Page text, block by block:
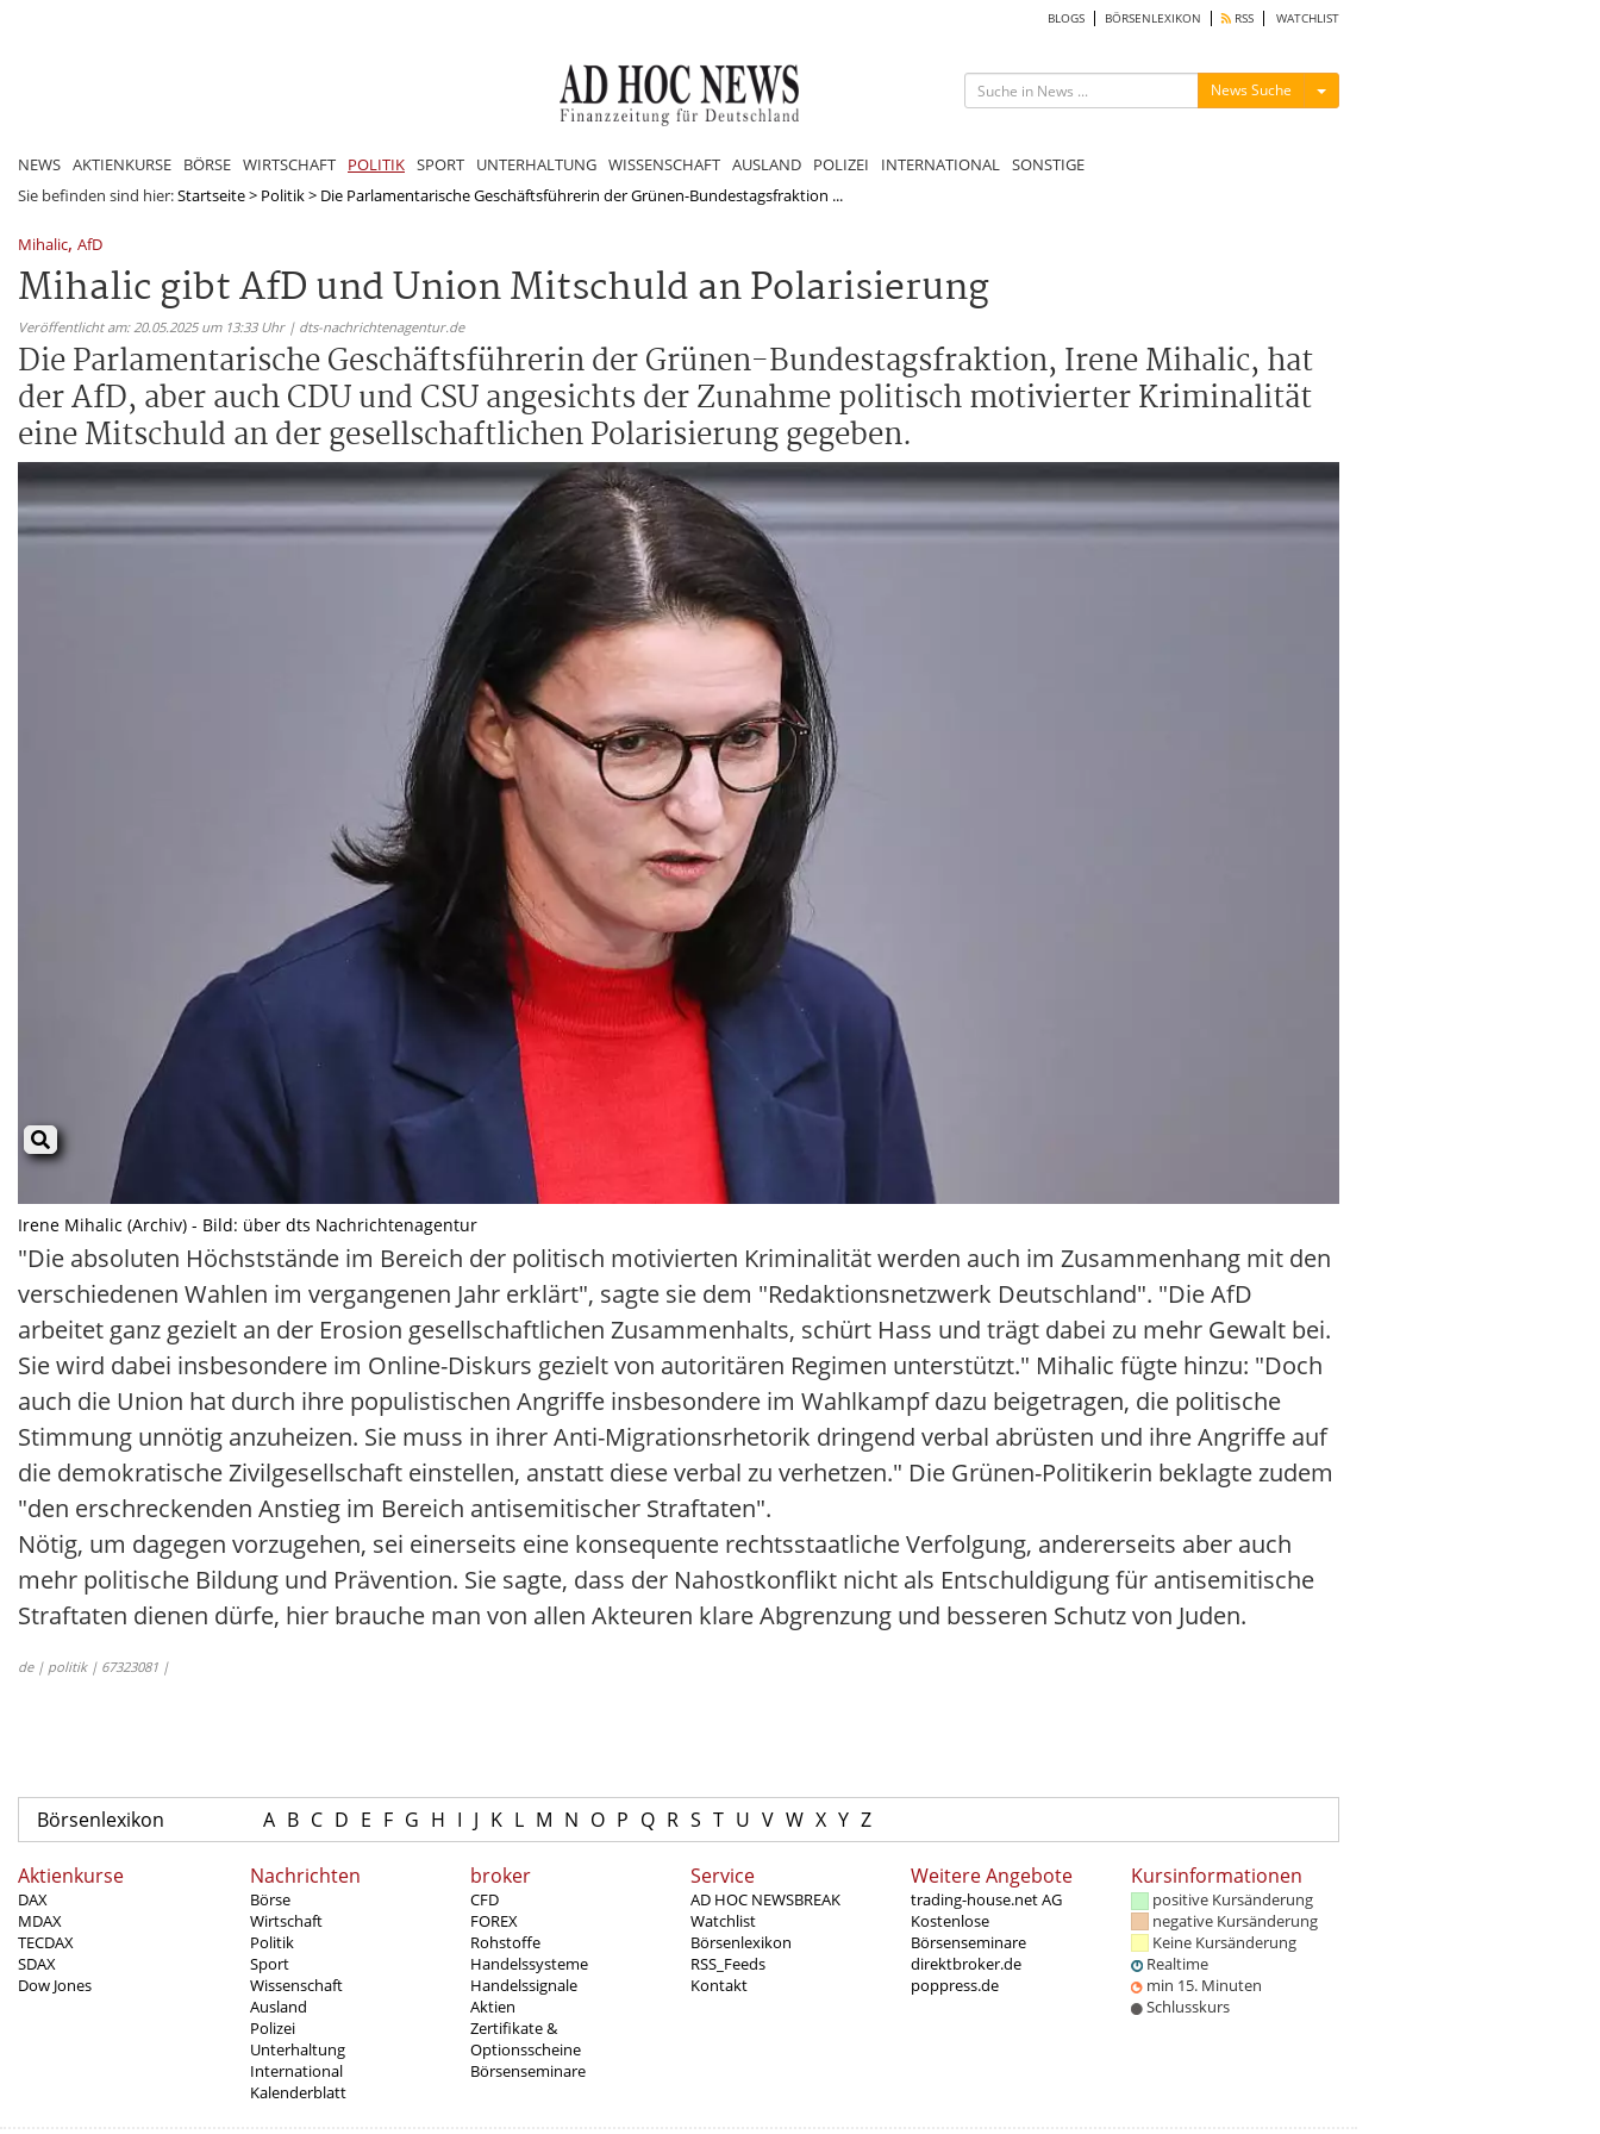
BLOGS BÖRSENLEXIKON RSS WATCHLIST
News Suche Menü ein-/ausblenden
NEWS AKTIENKURSE BÖRSE WIRTSCHAFT POLITIK SPORT UNTERHALTUNG WISSENSCHAFT AUSLAND POLIZEI INTERNATIONAL SONSTIGE
Sie befinden sind hier:Startseite> Politik> Die Parlamentarische Geschäftsführerin der Grünen-Bundestagsfraktion ...
Mihalic, AfD
Mihalic gibt AfD und Union Mitschuld an Polarisierung
Veröffentlicht am: 20.05.2025 um 13:33 Uhr | dts-nachrichtenagentur.de
Die Parlamentarische Geschäftsführerin der Grünen-Bundestagsfraktion, Irene Mihalic, hat
der AfD, aber auch CDU und CSU angesichts der Zunahme politisch motivierter Kriminalität
eine Mitschuld an der gesellschaftlichen Polarisierung gegeben.
Irene Mihalic (Archiv) - Bild: über dts Nachrichtenagentur
"Die absoluten Höchststände im Bereich der politisch motivierten Kriminalität werden auch im Zusammenhang mit den
verschiedenen Wahlen im vergangenen Jahr erklärt", sagte sie dem "Redaktionsnetzwerk Deutschland". "Die AfD
arbeitet ganz gezielt an der Erosion gesellschaftlichen Zusammenhalts, schürt Hass und trägt dabei zu mehr Gewalt bei.
Sie wird dabei insbesondere im Online-Diskurs gezielt von autoritären Regimen unterstützt." Mihalic fügte hinzu: "Doch
auch die Union hat durch ihre populistischen Angriffe insbesondere im Wahlkampf dazu beigetragen, die politische
Stimmung unnötig anzuheizen. Sie muss in ihrer Anti-Migrationsrhetorik dringend verbal abrüsten und ihre Angriffe auf
die demokratische Zivilgesellschaft einstellen, anstatt diese verbal zu verhetzen." Die Grünen-Politikerin beklagte zudem
"den erschreckenden Anstieg im Bereich antisemitischer Straftaten".
Nötig, um dagegen vorzugehen, sei einerseits eine konsequente rechtsstaatliche Verfolgung, andererseits aber auch
mehr politische Bildung und Prävention. Sie sagte, dass der Nahostkonflikt nicht als Entschuldigung für antisemitische
Straftaten dienen dürfe, hier brauche man von allen Akteuren klare Abgrenzung und besseren Schutz von Juden.
de | politik | 67323081 |
Börsenlexikon A B C D E F G H I J K L M N O P Q R S T U V W X Y Z
Aktienkurse
DAX
MDAX
TECDAX
SDAX
Dow Jones
Nachrichten
Börse
Wirtschaft
Politik
Sport
Wissenschaft
Ausland
Polizei
Unterhaltung
International
Kalenderblatt
broker
CFD
FOREX
Rohstoffe
Handelssysteme
Handelssignale
Aktien
Zertifikate &
Optionsscheine
Börsenseminare
Service
AD HOC NEWSBREAK
Watchlist
Börsenlexikon
RSS_Feeds
Kontakt
Weitere Angebote
trading-house.net AG
Kostenlose
Börsenseminare
direktbroker.de
poppress.de
Kursinformationen
positive Kursänderung
negative Kursänderung
Keine Kursänderung
Realtime
min 15. Minuten
Schlusskurs